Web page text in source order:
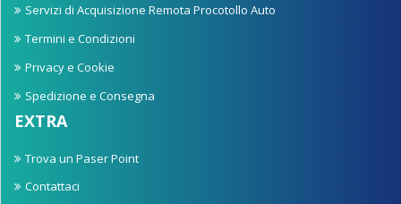
Servizi di Acquisizione Remota Procotollo Auto
Termini e Condizioni
Privacy e Cookie
Spedizione e Consegna
EXTRA
Trova un Paser Point
Contattaci